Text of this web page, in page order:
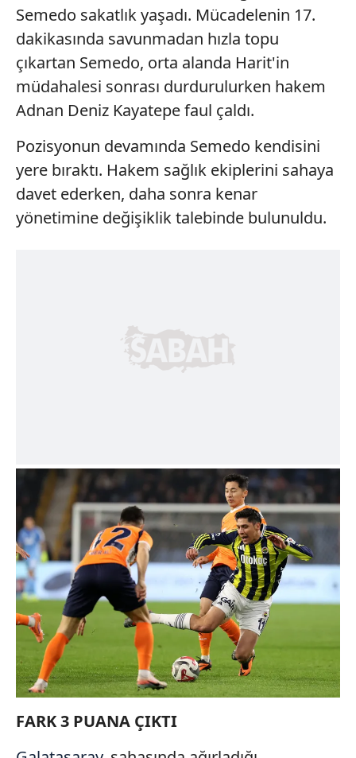
Semedo sakatlık yaşadı. Mücadelenin 17.
dakikasında savunmadan hızla topu
çıkartan Semedo, orta alanda Harit'in
müdahalesi sonrası durdurulurken hakem
Adnan Deniz Kayatepe faul çaldı.
Pozisyonun devamında Semedo kendisini
yere bıraktı. Hakem sağlık ekiplerini sahaya
davet ederken, daha sonra kenar
yönetimine değişiklik talebinde bulunuldu.
FARK 3 PUANA ÇIKTI